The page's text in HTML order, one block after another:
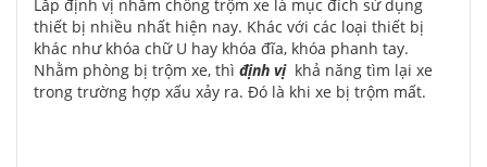
Lắp định vị nhằm chống trộm xe là mục đích sử dụng
thiết bị nhiều nhất hiện nay. Khác với các loại thiết bị
khác như khóa chữ U hay khóa đĩa, khóa phanh tay.
Nhằm phòng bị trộm xe, thì định vị khả năng tìm lại xe
trong trường hợp xấu xảy ra. Đó là khi xe bị trộm mất.